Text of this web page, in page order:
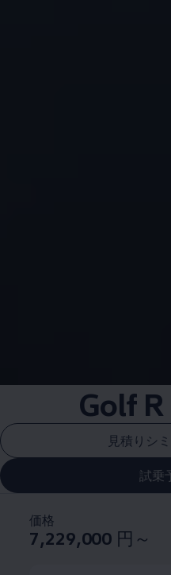
Golf
見積りシ
試乗
価格
7,229,000 円～